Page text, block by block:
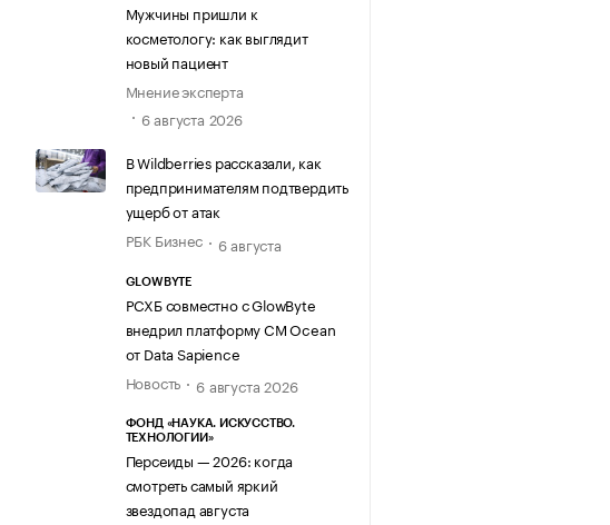
Мужчины пришли к
косметологу: как выглядит
новый пациент
Мнение эксперта
6 августа 2026
В Wildberries рассказали, как
предпринимателям подтвердить
ущерб от атак
РБК Бизнес
6 августа
GLOWBYTE
РСХБ совместно с GlowByte
внедрил платформу CM Ocean
от Data Sapience
Новость
6 августа 2026
ФОНД «НАУКА. ИСКУССТВО.
ТЕХНОЛОГИИ»
Персеиды — 2026: когда
смотреть самый яркий
звездопад августа